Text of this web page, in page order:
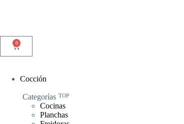
0
Cocción
Categorías TOP
Cocinas
Planchas